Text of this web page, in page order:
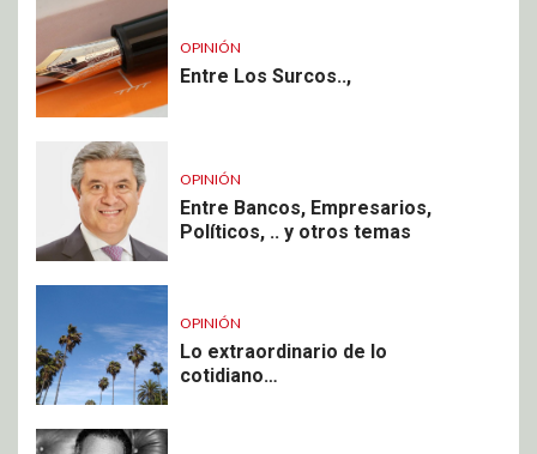
OPINIÓN
Entre Los Surcos..,
OPINIÓN
Entre Bancos, Empresarios,
Políticos, .. y otros temas
OPINIÓN
Lo extraordinario de lo
cotidiano…